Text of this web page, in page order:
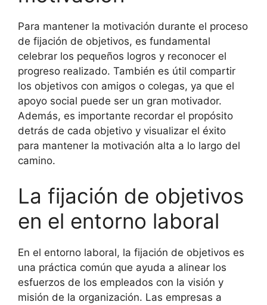
Para mantener la motivación durante el proceso
de fijación de objetivos, es fundamental
celebrar los pequeños logros y reconocer el
progreso realizado. También es útil compartir
los objetivos con amigos o colegas, ya que el
apoyo social puede ser un gran motivador.
Además, es importante recordar el propósito
detrás de cada objetivo y visualizar el éxito
para mantener la motivación alta a lo largo del
camino.
La fijación de objetivos
en el entorno laboral
En el entorno laboral, la fijación de objetivos es
una práctica común que ayuda a alinear los
esfuerzos de los empleados con la visión y
misión de la organización. Las empresas a